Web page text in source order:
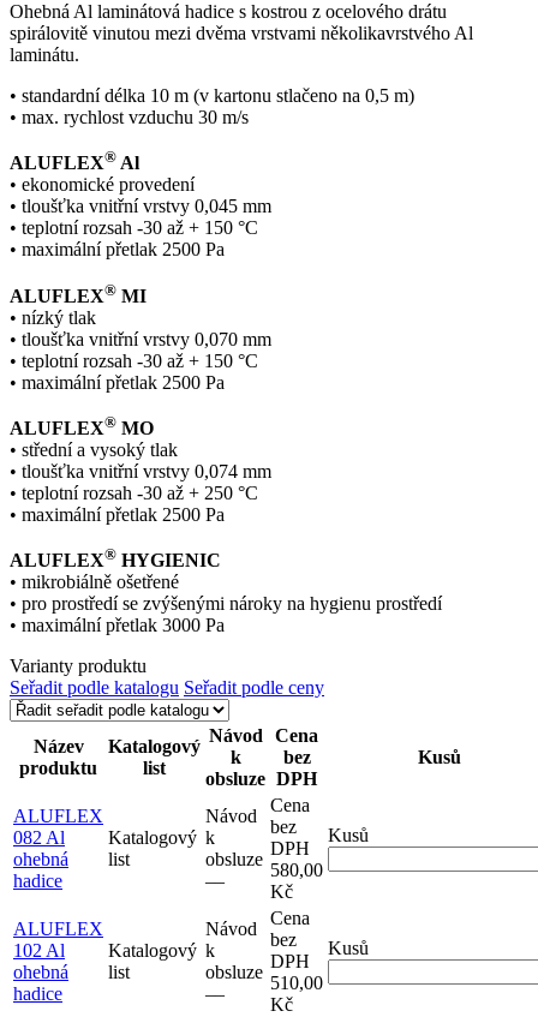
Ohebná Al laminátová hadice s kostrou z ocelového drátu
spirálovitě vinutou mezi dvěma vrstvami několikavrstvého Al
laminátu.
• standardní délka 10 m (v kartonu stlačeno na 0,5 m)
• max. rychlost vzduchu 30 m/s
ALUFLEX® Al
• ekonomické provedení
• tloušťka vnitřní vrstvy 0,045 mm
• teplotní rozsah -30 až + 150 °C
• maximální přetlak 2500 Pa
ALUFLEX® MI
• nízký tlak
• tloušťka vnitřní vrstvy 0,070 mm
• teplotní rozsah -30 až + 150 °C
• maximální přetlak 2500 Pa
ALUFLEX® MO
• střední a vysoký tlak
• tloušťka vnitřní vrstvy 0,074 mm
• teplotní rozsah -30 až + 250 °C
• maximální přetlak 2500 Pa
ALUFLEX® HYGIENIC
• mikrobiálně ošetřené
• pro prostředí se zvýšenými nároky na hygienu prostředí
• maximální přetlak 3000 Pa
Varianty produktu
Seřadit podle katalogu Seřadit podle ceny
Název
produktu
Katalogový
list
Návod
k
obsluze
Cena
bez
DPH
Kusů
ALUFLEX
082 Al
ohebná
hadice
Katalogový
list
Návod
k
obsluze
–⁠–⁠
Cena
bez
DPH
580,00
Kč
Kusů
ALUFLEX
102 Al
ohebná
hadice
Katalogový
list
Návod
k
obsluze
–⁠–⁠
Cena
bez
DPH
510,00
Kč
Kusů